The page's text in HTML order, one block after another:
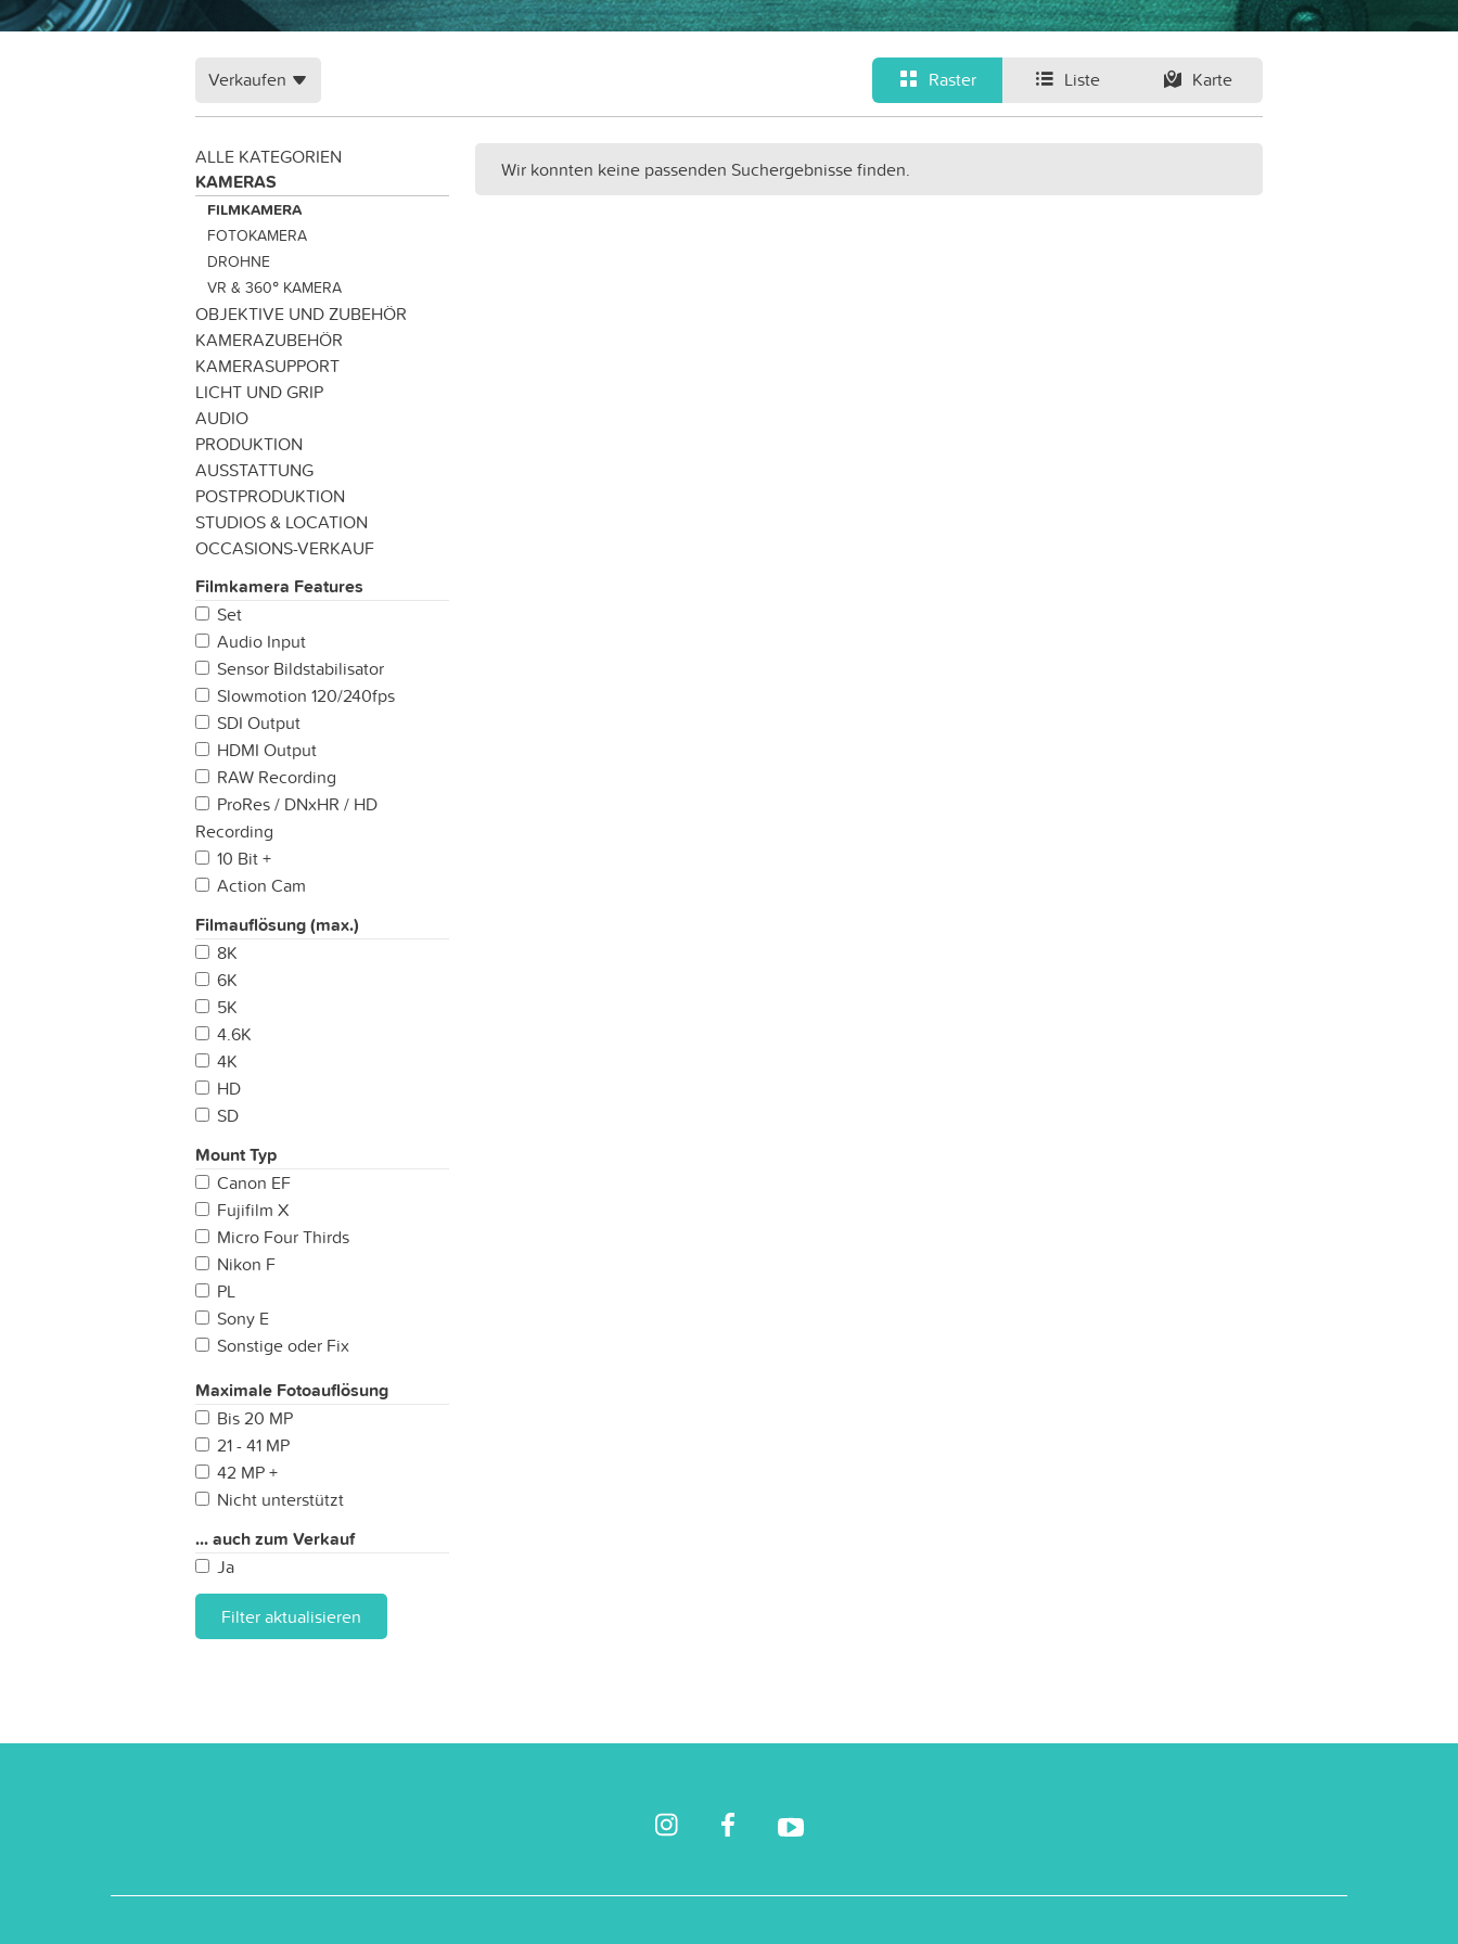
Raster Liste Karte
Verkaufen
ALLE KATEGORIEN
KAMERAS
FILMKAMERA
FOTOKAMERA
DROHNE
VR & 360° KAMERA
OBJEKTIVE UND ZUBEHÖR
KAMERAZUBEHÖR
KAMERASUPPORT
LICHT UND GRIP
AUDIO
PRODUKTION
AUSSTATTUNG
POSTPRODUKTION
STUDIOS & LOCATION
OCCASIONS-VERKAUF
Filmkamera Features
Set
Audio Input
Sensor Bildstabilisator
Slowmotion 120/240fps
SDI Output
HDMI Output
RAW Recording
ProRes / DNxHR / HD
Recording
10 Bit +
Action Cam
Filmauflösung (max.)
8K
6K
5K
4.6K
4K
HD
SD
Mount Typ
Canon EF
Fujifilm X
Micro Four Thirds
Nikon F
PL
Sony E
Sonstige oder Fix
Leica M
Sony A
Canon RF
Maximale Fotoauflösung
Bis 20 MP
21 - 41 MP
42 MP +
Nicht unterstützt
... auch zum Verkauf
Ja
Filter aktualisieren
Wir konnten keine passenden Suchergebnisse finden.